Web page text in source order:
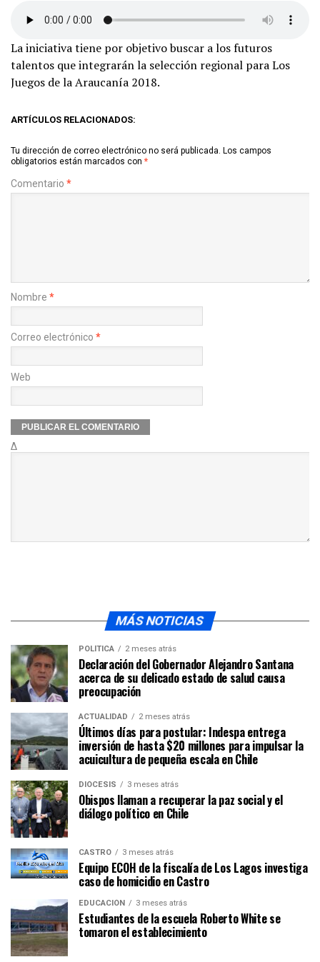
La iniciativa tiene por objetivo buscar a los futuros
talentos que integrarán la selección regional para Los
Juegos de la Araucanía 2018.
ARTÍCULOS RELACIONADOS:
Tu dirección de correo electrónico no será publicada. Los campos
obligatorios están marcados con *
Comentario *
Nombre *
Correo electrónico *
Web
Δ
MÁS NOTICIAS
POLÍTICA 2 meses atrás
Declaración del Gobernador Alejandro Santana
acerca de su delicado estado de salud causa
preocupación
ACTUALIDAD 2 meses atrás
Últimos días para postular: Indespa entrega
inversión de hasta $20 millones para impulsar la
acuicultura de pequeña escala en Chile
DIÓCESIS 3 meses atrás
Obispos llaman a recuperar la paz social y el
diálogo político en Chile
CASTRO 3 meses atrás
Equipo ECOH de la fiscalía de Los Lagos investiga
caso de homicidio en Castro
EDUCACIÓN 3 meses atrás
Estudiantes de la escuela Roberto White se
tomaron el establecimiento